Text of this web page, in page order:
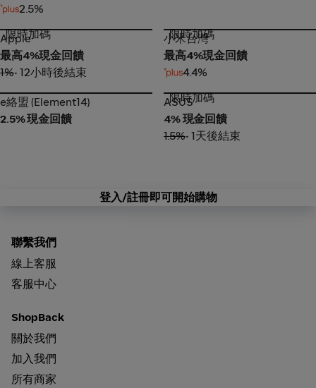
2.5%
Apple
限時加碼
Apple
最高4%現金回饋
1%• 12小時後結束
小米台灣
限時加碼
小米台灣
最高4%現金回饋
4.4%
e絡盟 (Element14)
e絡盟 (Element14)
2.5% 現金回饋
ASUS
限時加碼
ASUS
4% 現金回饋
1.5%• 1天後結束
登入/註冊即可開始購物
聯繫我們
線上客服
客服中心
ShopBack
關於我們
加入我們
所有商家